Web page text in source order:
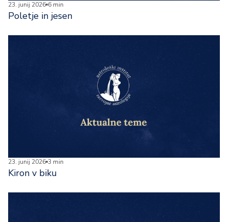
23. junij 2026 6 min
Poletje in jesen
23. junij 2026 3 min
Kiron v biku